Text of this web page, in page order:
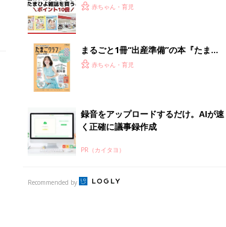
うとポイント10倍【期間限定】
赤ちゃん・育児
まるごと1冊“出産準備”の本『たまご
クラブ 夏号』〈スペシャル大特集〉
赤ちゃん・育児
録音をアップロードするだけ。AIが速
く正確に議事録作成
PR（カイタヨ）
Recommended by